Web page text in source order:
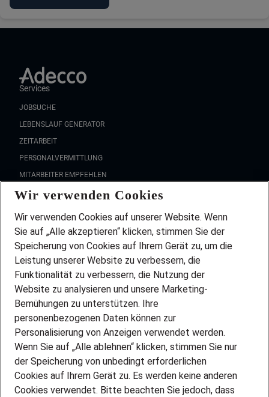
Services
JOBSUCHE
LEBENSLAUF GENERATOR
ZEITARBEIT
PERSONALVERMITTLUNG
MITARBEITER EMPFEHLEN
FAQ
Wir stellen ein!
DEINE BERUFSGRUPPE
DEINE LEBENSSITUATION
PARTNERSHIP WITH AIRBUS
INITIATIV BEWERBEN
ÜBER UNS
STANDORTE
BLOG
PRESSE
Wir verwenden Cookies
Wir verwenden Cookies auf unserer Website. Wenn
Sie auf „Alle akzeptieren“ klicken, stimmen Sie der
Speicherung von Cookies auf Ihrem Gerät zu, um die
Leistung unserer Website zu verbessern, die
Funktionalität zu verbessern, die Nutzung der
Website zu analysieren und unsere Marketing-
Bemühungen zu unterstützen. Ihre
personenbezogenen Daten können zur
Personalisierung von Anzeigen verwendet werden.
Wenn Sie auf „Alle ablehnen“ klicken, stimmen Sie nur
der Speicherung von unbedingt erforderlichen
Cookies auf Ihrem Gerät zu. Es werden keine anderen
Cookies verwendet. Bitte beachten Sie jedoch, dass